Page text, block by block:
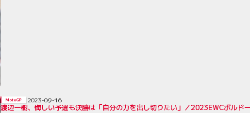
渡辺一樹、悔しい予選も決勝は「自分の力を出し切りたい」／2023EWCボルド
MotoGP 2023-09-16